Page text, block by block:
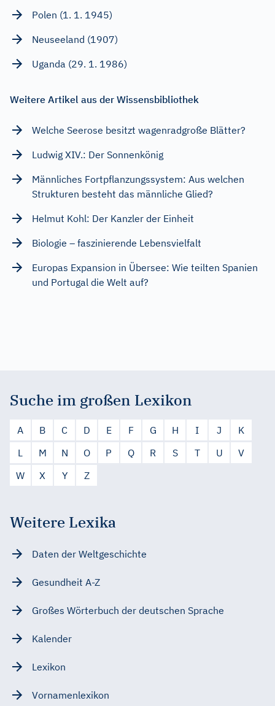
Polen (1. 1. 1945)
Neuseeland (1907)
Uganda (29. 1. 1986)
Weitere Artikel aus der Wissensbibliothek
Welche Seerose besitzt wagenradgroße Blätter?
Ludwig XIV.: Der Sonnenkönig
Männliches Fortpflanzungssystem: Aus welchen
Strukturen besteht das männliche Glied?
Helmut Kohl: Der Kanzler der Einheit
Biologie – faszinierende Lebensvielfalt
Europas Expansion in Übersee: Wie teilten Spanien
und Portugal die Welt auf?
Suche im großen Lexikon
A B C D E F G H I J
K
L
M N O P Q R S T U
V
W
X Y Z
Weitere Lexika
Daten der Weltgeschichte
Gesundheit A-Z
Großes Wörterbuch der deutschen Sprache
Kalender
Lexikon
Vornamenlexikon